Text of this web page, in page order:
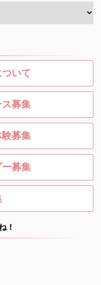
いて
募集
募集
募集
！